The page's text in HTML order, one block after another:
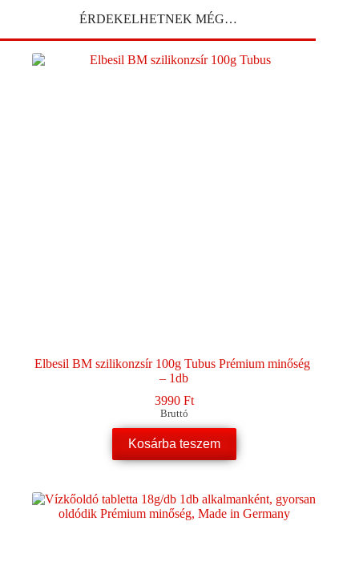
ÉRDEKELHETNEK MÉG…
Elbesil BM szilikonzsír 100g Tubus Prémium minőség
– 1db
3990 Ft
Bruttó
Kosárba teszem